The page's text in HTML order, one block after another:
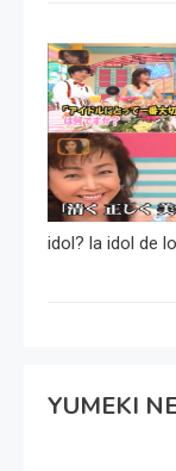
idol? la idol de
YUMEKI